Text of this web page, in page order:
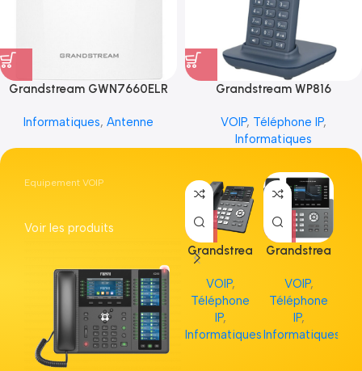
Grandstream GWN7660ELR
Informatiques, Antenne
Grandstream WP816
VOIP, Téléphone IP,
Informatiques
Equipement VOIP
Voir les produits
Grandstrea
m GRP2613
VOIP,
Téléphone
IP,
Informatiques
Grandstrea
VOIP,
Téléphone
IP,
Informatiques